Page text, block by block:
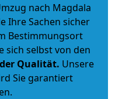
nach Magdala
Ihre Sachen sicher
Bestimmungsort
sich selbst von den
Qualität. Unsere
Sie garantiert